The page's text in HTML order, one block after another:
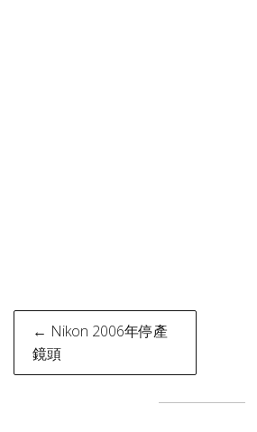
Post
navigation
← Nikon 2006年停產
鏡頭